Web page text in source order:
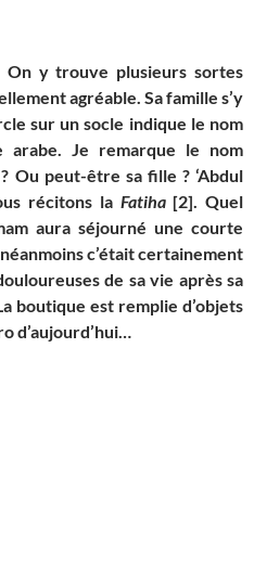
On y trouve plusieurs sortes
agréable. Sa famille s’y
sur un socle indique le nom
arabe. Je remarque le nom
Ou peut-être sa fille ? ‘Abdul
récitons la Fatiha [2]. Quel
aura séjourné une courte
c’était certainement
de sa vie après sa
boutique est remplie d’objets
d’aujourd’hui…